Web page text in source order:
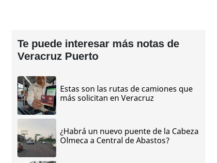
Te puede interesar más notas de
Veracruz Puerto
Estas son las rutas de camiones que
más solicitan en Veracruz
¿Habrá un nuevo puente de la Cabeza
Olmeca a Central de Abastos?